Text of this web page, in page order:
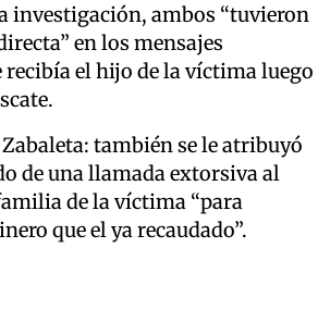
investigación, ambos “tuvieron
en los mensajes
recibía el hijo de la víctima luego
también se le atribuyó
de una llamada extorsiva al
de la víctima “para
que el ya recaudado”.